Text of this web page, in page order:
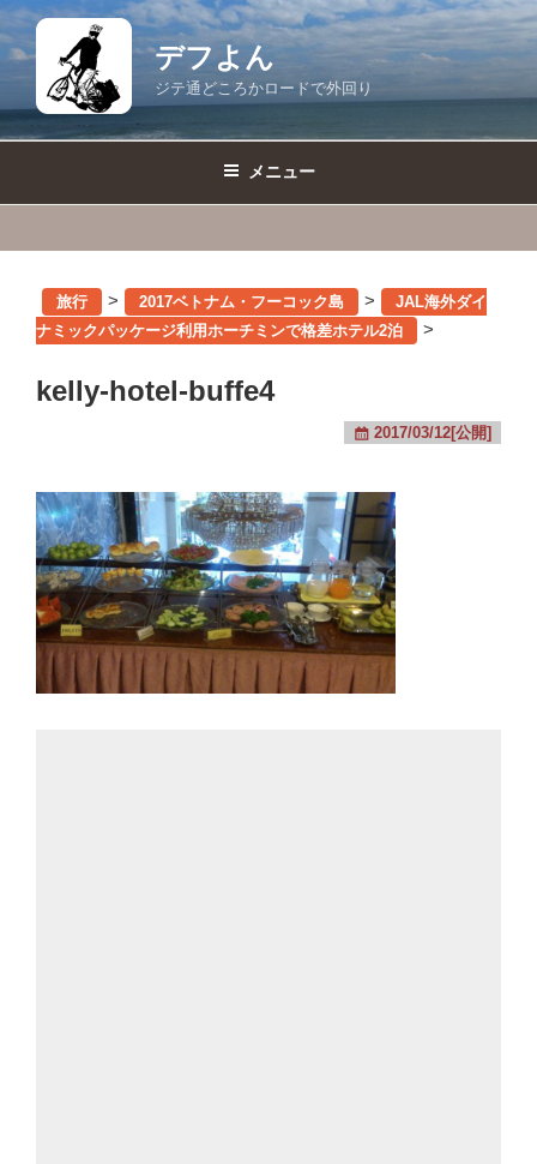
コ
ン
デフよん
ジテ通どころかロードで外回り
メニュー
旅行 > 2017ベトナム・フーコック島 >
JAL海外ダイ
ナミックパッケージ利用ホーチミンで格差ホテル2泊
>
kelly-hotel-buffe4
2017/03/12[公開]